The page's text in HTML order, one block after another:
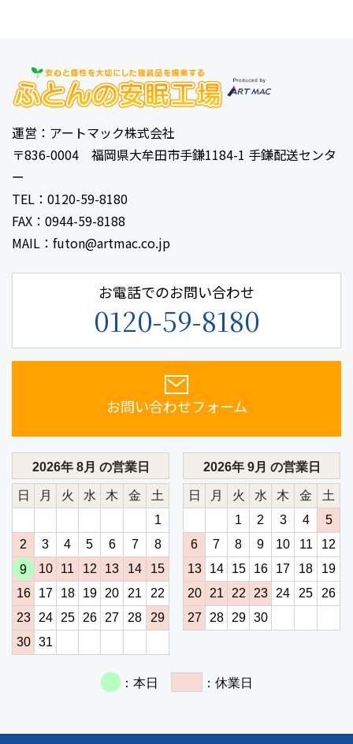
運営：アートマック株式会社
〒836-0004 福岡県大牟田市手鎌1184-1 手鎌配送センタ
ー
TEL：0120-59-8180
FAX：0944-59-8188
MAIL：futon@artmac.co.jp
お電話でのお問い合わせ
0120-59-8180
お問い合わせフォーム